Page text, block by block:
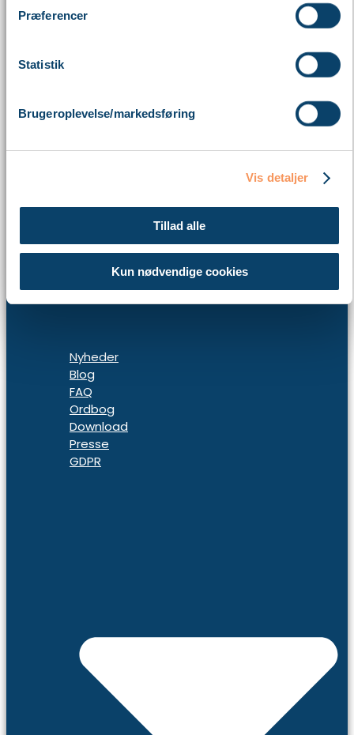
Præferencer
Statistik
Brugeroplevelse/markedsføring
Vis detaljer
Tillad alle
Kun nødvendige cookies
Nyheder
Blog
FAQ
Ordbog
Download
Presse
GDPR